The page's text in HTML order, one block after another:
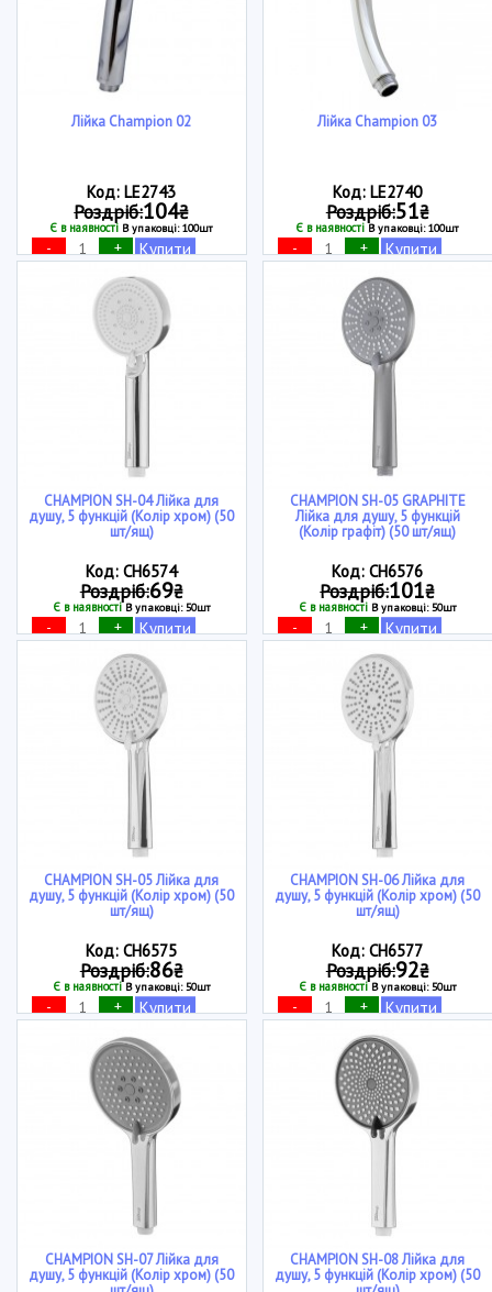
Лійка Champion 02
Код: LE2743
Роздріб:104₴
Є в наявності В упаковці: 100шт
- + Купити
Лійка Champion 03
Код: LE2740
Роздріб:51₴
Є в наявностіВ упаковці: 100шт
- + Купити
CHAMPION SH-04 Лійка для
душу, 5 функцій (Колір хром) (50
шт/ящ)
Код: CH6574
Роздріб:69₴
Є в наявностіВ упаковці: 50шт
- + Купити
CHAMPION SH-05 GRAPHITE
Лійка для душу, 5 функцій
(Колір графіт) (50 шт/ящ)
Код: CH6576
Роздріб:101₴
Є в наявностіВ упаковці: 50шт
- + Купити
CHAMPION SH-05 Лійка для
душу, 5 функцій (Колір хром) (50
шт/ящ)
Код: CH6575
Роздріб:86₴
Є в наявностіВ упаковці: 50шт
- + Купити
CHAMPION SH-06 Лійка для
душу, 5 функцій (Колір хром) (50
шт/ящ)
Код: CH6577
Роздріб:92₴
Є в наявностіВ упаковці: 50шт
- + Купити
CHAMPION SH-07 Лійка для
душу, 5 функцій (Колір хром) (50
CHAMPION SH-08 Лійка для
душу, 5 функцій (Колір хром) (50